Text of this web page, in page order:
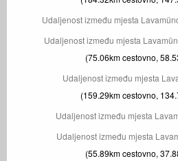
Udaljenost između mjesta
Udaljenost između mjesta
(75.06km cestovno,
Udaljenost između mjesta
(159.29km cestovno,
Udaljenost između mjesta
Udaljenost između mjesta
(55.89km cestovno,